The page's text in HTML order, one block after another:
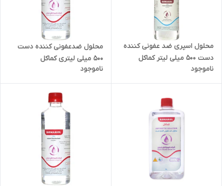
محلول اسپری ضد عفونی کننده
دست 500 میلی لیتر کماکل
ناموجود
محلول ضدعفونی کننده دست
500 میلی لیتری کماکل
ناموجود